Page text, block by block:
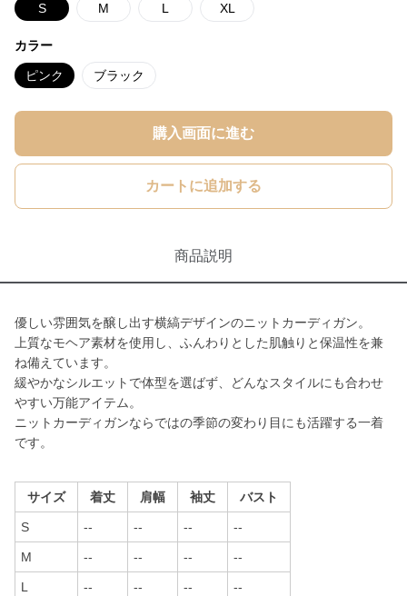
S M L XL
カラー
ピンク ブラック
購入画面に進む
カートに追加する
商品説明
優しい雰囲気を醸し出す横縞デザインのニットカーディガン。
上質なモヘア素材を使用し、ふんわりとした肌触りと保温性を兼
ね備えています。
緩やかなシルエットで体型を選ばず、どんなスタイルにも合わせ
やすい万能アイテム。
ニットカーディガンならではの季節の変わり目にも活躍する一着
です。
サイズ 着丈 肩幅 袖丈 バスト
S -- -- -- --
M -- -- -- --
L -- -- -- --